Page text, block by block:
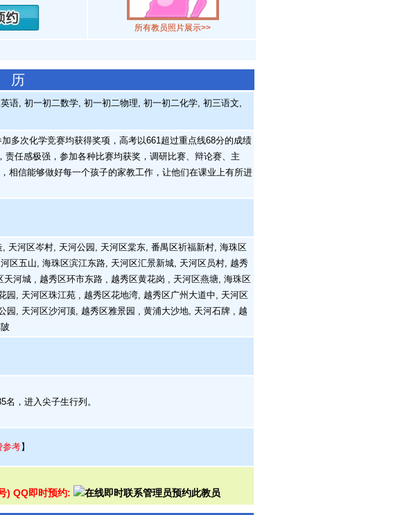
所有教员照片展示>>
语, 初一初二数学, 初一初二物理, 初一初二化学, 初三语文,
多次化学竞赛均获得奖项，高考以661超过重点线68分的成绩
任感极强，参加各种比赛均获奖，调研比赛、辩论赛、主
相信能够做好每一个孩子的家教工作，让他们在课业上有所进
河区岑村, 天河公园, 天河区棠东, 番禺区祈福新村, 海珠区
区五山, 海珠区滨江东路, 天河区汇景新城, 天河区员村, 越秀
河城 , 越秀区环市东路 , 越秀区黄花岗 , 天河区燕塘, 海珠区
, 天河区珠江苑 , 越秀区花地湾, 越秀区广州大道中, 天河区
, 天河区沙河顶, 越秀区雅景园 , 黄浦大沙地, 天河石牌 , 越
，进入尖子生行列。
参考】
) QQ即时预约: